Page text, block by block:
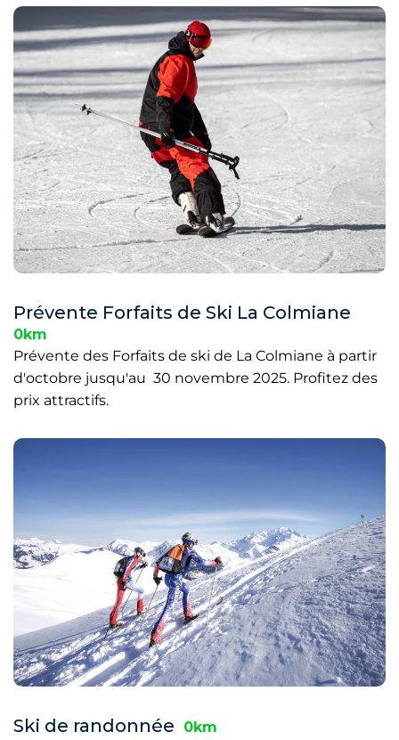
Prévente Forfaits de Ski La Colmiane
0km
Prévente des Forfaits de ski de La Colmiane à partir
d'octobre jusqu'au 30 novembre 2025. Profitez des
prix attractifs.
Ski de randonnée
0km